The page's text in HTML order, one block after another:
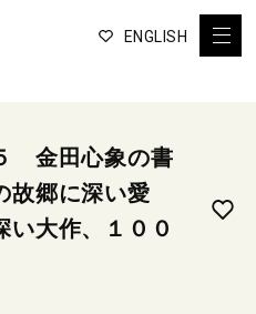
ENGLISH
金田心象の書
故郷に深い愛
大作、１００